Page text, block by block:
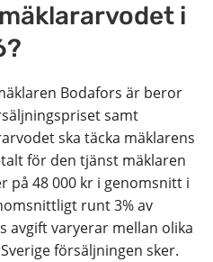
i
Bodafors är beror
samt
ska täcka mäklarens
för den tjänst mäklaren
på 48 000 kr i genomsnitt i
runt 3% av
avgift varyerar mellan olika
försäljningen sker.